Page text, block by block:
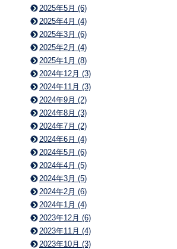
2025年5月 (6)
2025年4月 (4)
2025年3月 (6)
2025年2月 (4)
2025年1月 (8)
2024年12月 (3)
2024年11月 (3)
2024年9月 (2)
2024年8月 (3)
2024年7月 (2)
2024年6月 (4)
2024年5月 (6)
2024年4月 (5)
2024年3月 (5)
2024年2月 (6)
2024年1月 (4)
2023年12月 (6)
2023年11月 (4)
2023年10月 (3)